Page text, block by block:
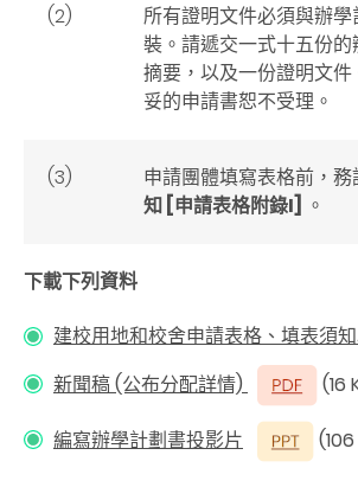
(2)
所有證明文件必須與辦
裝。請遞交一式十五份
摘要，以及一份證明文
妥的申請書恕不受理。
(3) 申請團體填寫表格前，務
知 [申請表格附錄I] 。
下載下列資料
建校用地和校舍申請表格、填表須
新聞稿 (公布分配詳情)
(16
編寫辦學計劃書投影片